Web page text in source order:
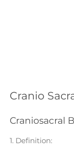
Cranio
Craniosacral
1. Definition: